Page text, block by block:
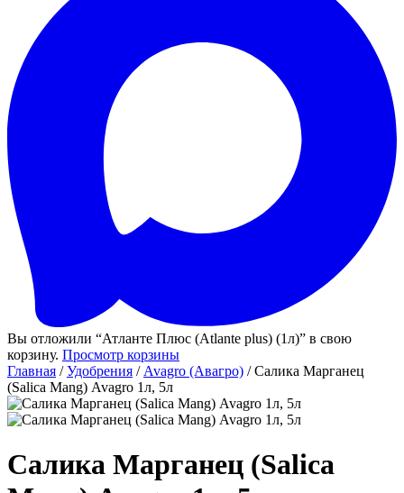
Вы отложили “Атланте Плюс (Atlante plus) (1л)” в свою
корзину. Просмотр корзины
Главная /Удобрения / Avagro (Авагро) / Салика Марганец
(Salica Mang) Avagro 1л, 5л
Салика Марганец (Salica